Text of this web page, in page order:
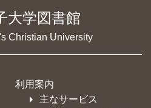
大学図書館
Christian University
利用案内
主なサービス